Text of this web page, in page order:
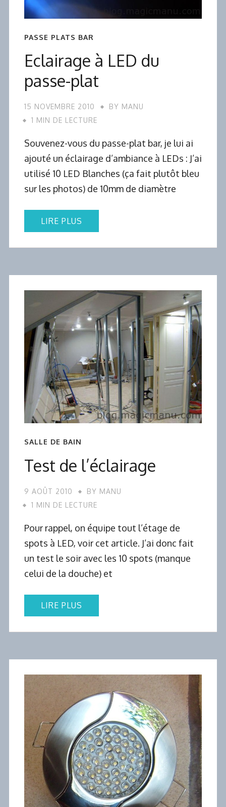
PASSE PLATS BAR
Eclairage à LED du
passe-plat
15 NOVEMBRE 2010 BY MANU
1 MIN DE LECTURE
Souvenez-vous du passe-plat bar, je lui ai
ajouté un éclairage d’ambiance à LEDs : J’ai
utilisé 10 LED Blanches (ça fait plutôt bleu
sur les photos) de 10mm de diamètre
LIRE PLUS
SALLE DE BAIN
Test de l’éclairage
9 AOÛT 2010 BY MANU
1 MIN DE LECTURE
Pour rappel, on équipe tout l’étage de
spots à LED, voir cet article. J’ai donc fait
un test le soir avec les 10 spots (manque
celui de la douche) et
LIRE PLUS